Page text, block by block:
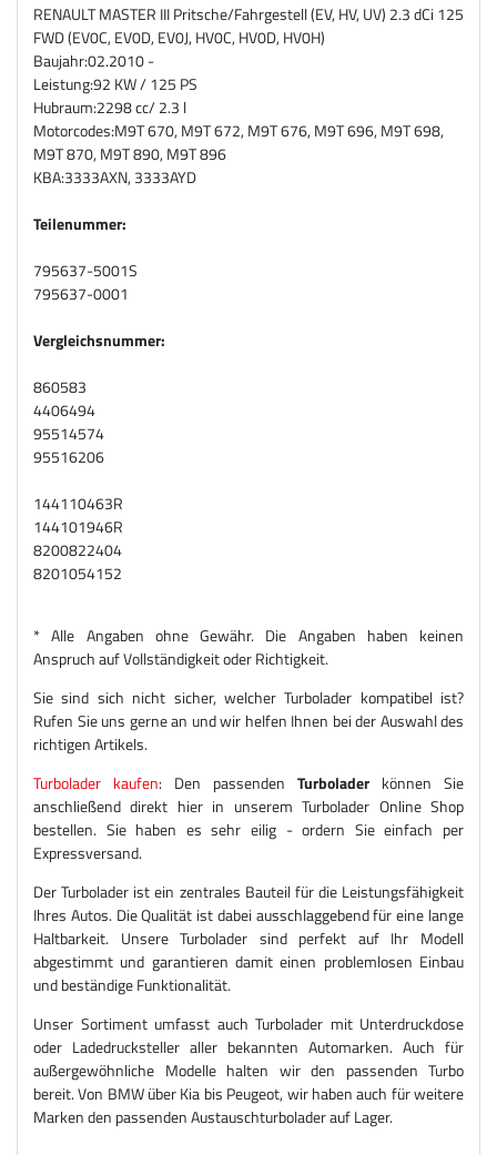
RENAULT MASTER III Pritsche/Fahrgestell (EV, HV, UV) 2.3 dCi 125
FWD (EV0C, EV0D, EV0J, HV0C, HV0D, HV0H)
Baujahr:02.2010 -
Leistung:92 KW / 125 PS
Hubraum:2298 cc/ 2.3 l
Motorcodes:M9T 670, M9T 672, M9T 676, M9T 696, M9T 698,
M9T 870, M9T 890, M9T 896
KBA:3333AXN, 3333AYD
Teilenummer:
795637-5001S
795637-0001
Vergleichsnummer:
860583
4406494
95514574
95516206
144110463R
144101946R
8200822404
8201054152
* Alle Angaben ohne Gewähr. Die Angaben haben keinen
Anspruch auf Vollständigkeit oder Richtigkeit.
Sie sind sich nicht sicher, welcher Turbolader kompatibel ist?
Rufen Sie uns gerne an und wir helfen Ihnen bei der Auswahl des
richtigen Artikels.
Turbolader kaufen: Den passenden Turbolader können Sie
anschließend direkt hier in unserem Turbolader Online Shop
bestellen. Sie haben es sehr eilig - ordern Sie einfach per
Expressversand.
Der Turbolader ist ein zentrales Bauteil für die Leistungsfähigkeit
Ihres Autos. Die Qualität ist dabei ausschlaggebend für eine lange
Haltbarkeit. Unsere Turbolader sind perfekt auf Ihr Modell
abgestimmt und garantieren damit einen problemlosen Einbau
und beständige Funktionalität.
Unser Sortiment umfasst auch Turbolader mit Unterdruckdose
oder Ladedrucksteller aller bekannten Automarken. Auch für
außergewöhnliche Modelle halten wir den passenden Turbo
bereit. Von BMW über Kia bis Peugeot, wir haben auch für weitere
Marken den passenden Austauschturbolader auf Lager.